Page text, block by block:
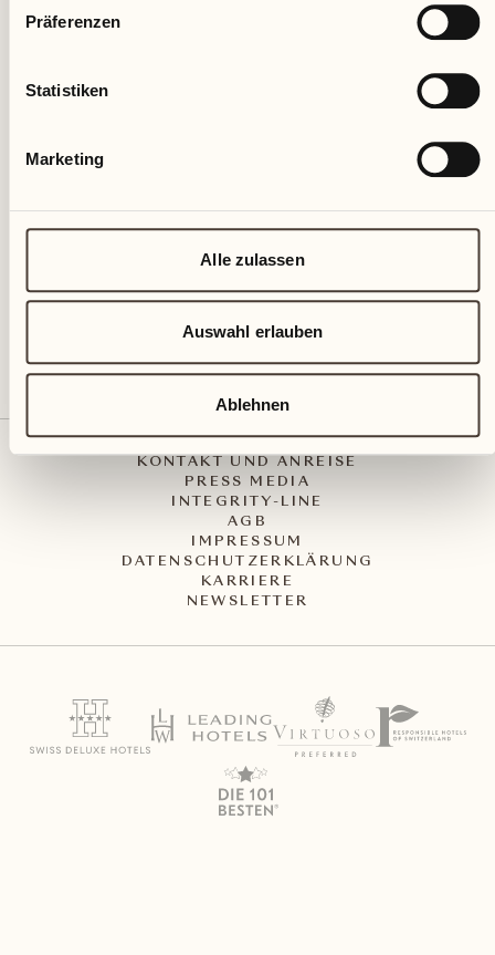
Präferenzen
Statistiken
Marketing
Alle zulassen
Auswahl erlauben
Ablehnen
Castello del Sole Beach Resort & SPA
CH – 6612 Ascona
+41 91 791 02 02
info@castellodelsole.com
KONTAKT UND ANREISE
PRESS MEDIA
INTEGRITY-LINE
AGB
IMPRESSUM
DATENSCHUTZERKLÄRUNG
KARRIERE
NEWSLETTER